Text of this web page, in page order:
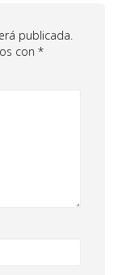
publicada.
con *